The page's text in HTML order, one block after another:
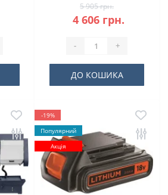
5 905 грн.
4 606 грн.
- +
ДО КОШИКА
-19%
Популярний
Акція